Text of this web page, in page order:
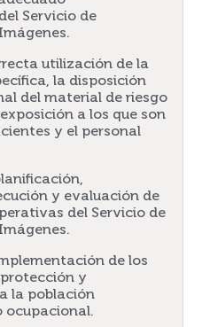
Servicio de
utilización de la
la disposición
del material de riesgo
a los que son
y el personal
y evaluación de
del Servicio de
de los
y
la población
ocupacional.